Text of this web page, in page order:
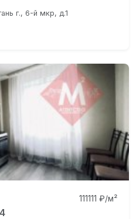
г., 6-й мкр, д.1
111111 ₽/м²